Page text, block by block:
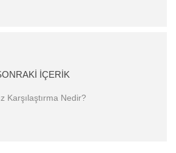
İÇERIK
Karşılaştırma Nedir?